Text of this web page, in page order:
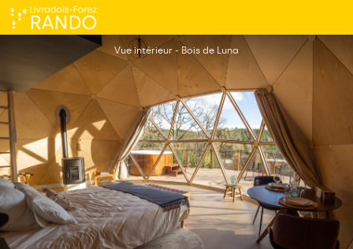
Le Bois de Luna - Dôme Orion
Vue intérieur - Bois de Luna